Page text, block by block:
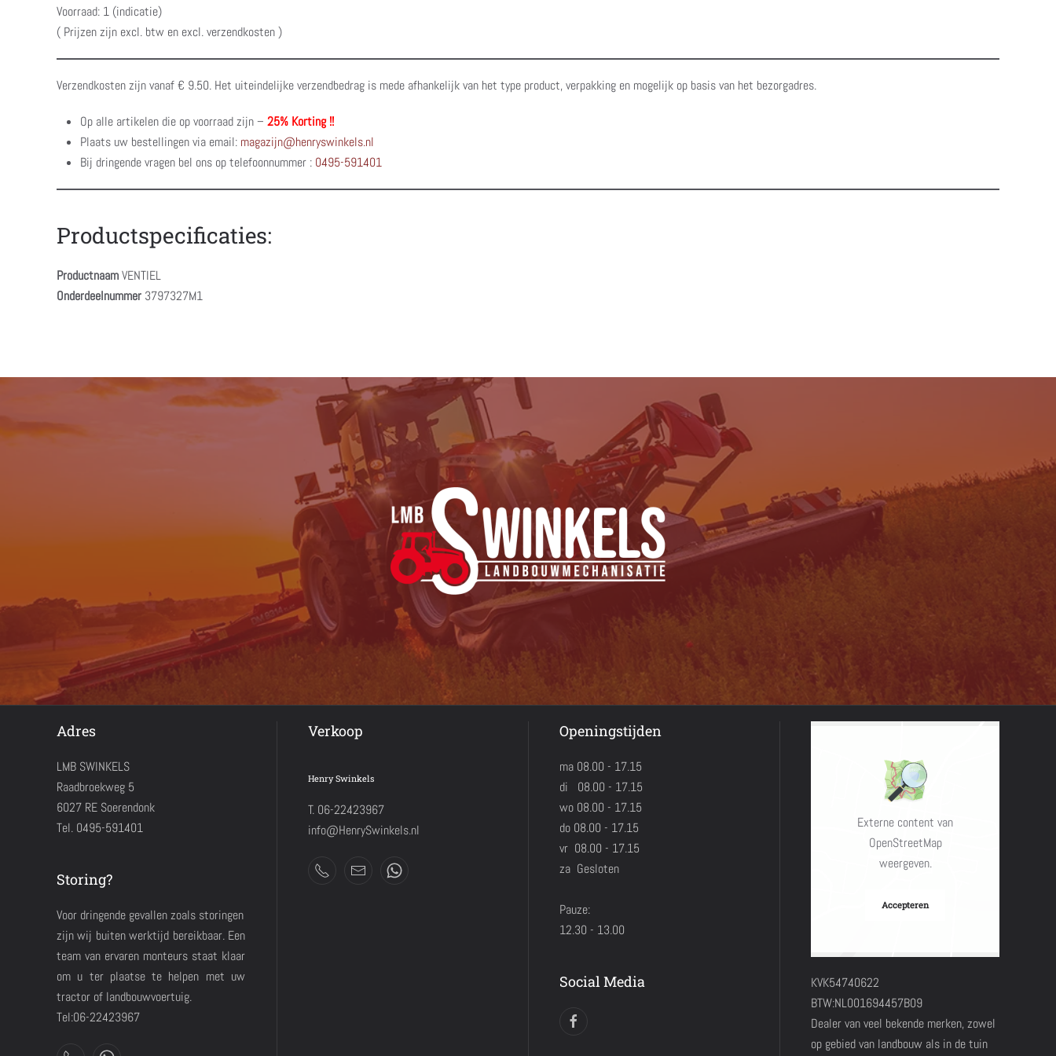
Voorraad: 1 (indicatie)
( Prijzen zijn excl. btw en excl. verzendkosten )
Verzendkosten zijn vanaf € 9.50. Het uiteindelijke verzendbedrag is mede afhankelijk van het type product, verpakking en mogelijk op basis van het bezorgadres.
Op alle artikelen die op voorraad zijn – 25% Korting !!
Plaats uw bestellingen via email: magazijn@henryswinkels.nl
Bij dringende vragen bel ons op telefoonnummer : 0495-591401
Productspecificaties:
ProductnaamVENTIEL
Onderdeelnummer 3797327M1
Adres
LMB SWINKELS
Raadbroekweg 5
6027 RE Soerendonk
Tel. 0495-591401
Storing?
Voor dringende gevallen zoals storingen
zijn wij buiten werktijd bereikbaar. Een
team van ervaren monteurs staat klaar
om u ter plaatse te helpen met uw
tractor of landbouwvoertuig.
Tel:06-22423967
Verkoop
Henry Swinkels
T. 06-22423967
info@HenrySwinkels.nl
Openingstijden
ma 08.00 - 17.15
di 08.00 - 17.15
wo 08.00 - 17.15
do 08.00 - 17.15
vr 08.00 - 17.15
za Gesloten
Pauze:
12.30 - 13.00
Social Media
Externe content van
OpenStreetMap
weergeven.
Accepteren
KVK54740622
BTW:NL001694457B09
Dealer van veel bekende merken, zowel
op gebied van landbouw als in de tuin